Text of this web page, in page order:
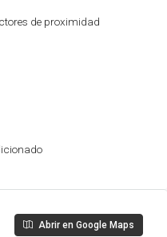
de proximidad
Abrir en Google Maps